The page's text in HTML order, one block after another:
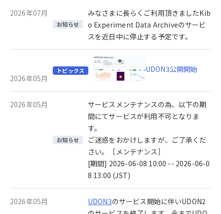
2026年07月
お知らせ
みなさまに長らくご利用頂きましたKib
o Experiment Data Archiveのサービ
スを近日中に停止する予定です。
2026年05月
トピックス UDON3公開開始
2026年05月
お知らせ
サービスメンテナンスの為、以下の期
間にてサービスが利用不可となりま
す。
ご迷惑をおかけしますが、ご了承くだ
さい。［メンテナンス］
[期間] 2026-06-08 10:00 -- 2026-06-0
8 13:00 (JST)
2026年05月 UDON3のサービス開始に伴いUDON2